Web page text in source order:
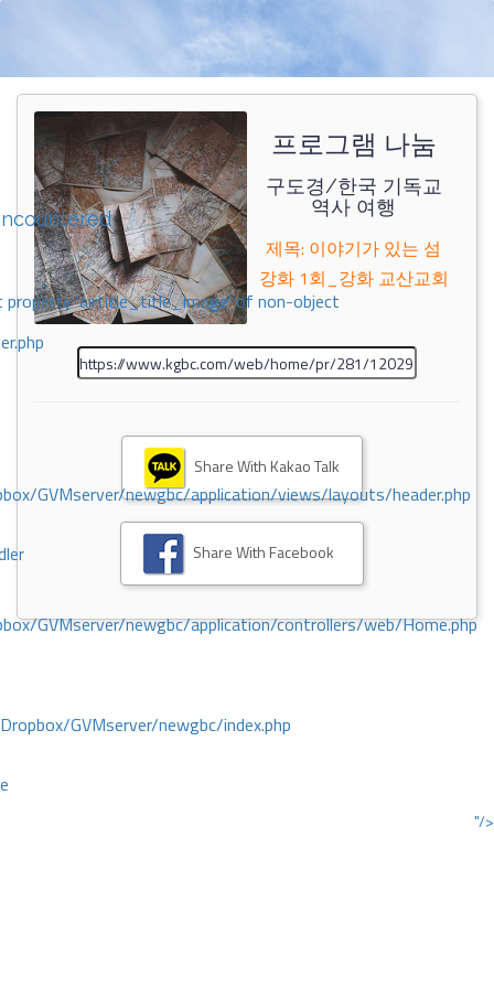
property 'airticle_title_image' of non-object
GVMserver/newgbc/application/views/layouts/header.php
GVMserver/newgbc/application/controllers/web/Home.php
GVMserver/newgbc/index.php
"/>
프로그램 나눔
구도경/한국 기독교
역사 여행
제목: 이야기가 있는 섬
강화 1회_강화 교산교회
Share With Kakao Talk
Share With Facebook